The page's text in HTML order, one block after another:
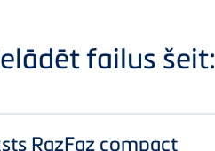
failus šeit:
RazFaz compact